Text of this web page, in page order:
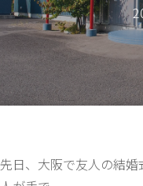
プ
先日、大阪で友人の結